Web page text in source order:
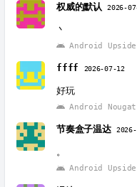
权威的默认 2026-
丶
Android Upside
ffff 2026-07-12
好玩
Android Nougat
节奏盒子温达
。
Android Upside